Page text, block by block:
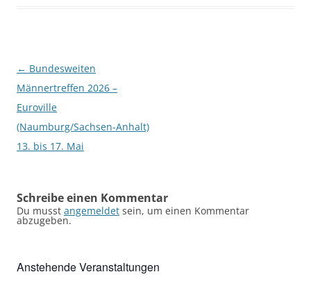
Beitragsnavigation
← Bundesweiten
Männertreffen 2026 –
Euroville
(Naumburg/Sachsen-Anhalt)
13. bis 17. Mai
Schreibe einen Kommentar
Du musst angemeldet sein, um einen Kommentar
abzugeben.
Anstehende Veranstaltungen